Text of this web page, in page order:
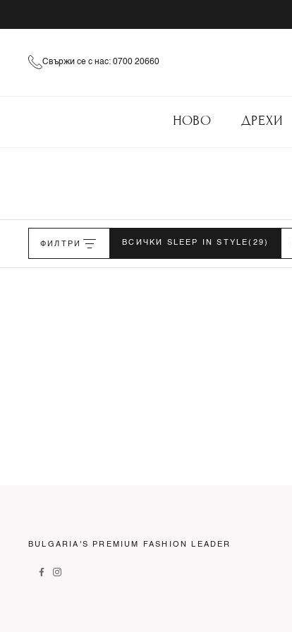
Свържи се с нас: 0700 20660
НОВО ДРЕХИ
ФИЛТРИ ВСИЧКИ SLEEP IN STYLE(29)
BULGARIA'S PREMIUM FASHION LEADER